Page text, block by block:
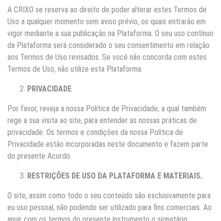
A CRIXO se reserva ao direito de poder alterar estes Termos de
Uso a qualquer momento sem aviso prévio, os quais entrarão em
vigor mediante a sua publicação na Plataforma. O seu uso contínuo
da Plataforma será considerado o seu consentimento em relação
aos Termos de Uso revisados. Se você não concorda com estes
Termos de Uso, não utilize esta Plataforma.
PRIVACIDADE
Por favor, reveja a nossa Política de Privacidade, a qual também
rege a sua visita ao site, para entender as nossas práticas de
privacidade. Os termos e condições da nossa Política de
Privacidade estão incorporadas neste documento e fazem parte
do presente Acordo.
RESTRIÇÕES DE USO DA PLATAFORMA E MATERIAIS.
O site, assim como todo o seu conteúdo são exclusivamente para
eu uso pessoal, não podendo ser utilizado para fins comerciais. Ao